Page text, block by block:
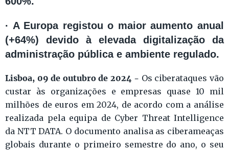
· A Europa registou o maior aumento anual
(+64%) devido à elevada digitalização da
administração pública e ambiente regulado.
Lisboa, 09 de outubro de 2024 - Os ciberataques vão
custar às organizações e empresas quase 10 mil
milhões de euros em 2024, de acordo com a análise
realizada pela equipa de Cyber Threat Intelligence
da NTT DATA. O documento analisa as ciberameaças
globais durante o primeiro semestre do ano, o seu